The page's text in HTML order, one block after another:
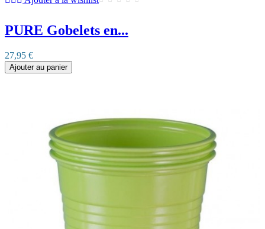
PURE Gobelets en...
27,95 €
Ajouter au panier